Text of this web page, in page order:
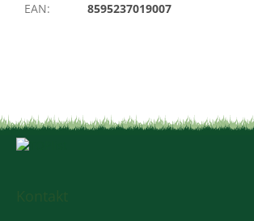
EAN: 8595237019007